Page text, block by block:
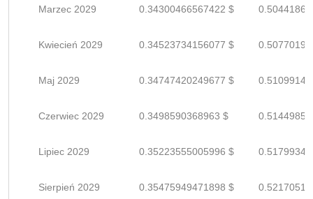
Marzec 2029 0.34300466567422 $
Kwiecień 2029 0.34523734156077 $
Maj 2029 0.34747420249677 $
Czerwiec 2029 0.3498590368963 $
Lipiec 2029 0.35223555005996 $
Sierpień 2029 0.35475949471898 $